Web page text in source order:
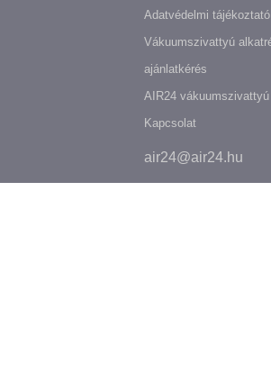
Adatvédelmi tájékoztató
Vákuumszivattyú
ajánlatkérés
AIR24
Kapcsolat
air24@air24.hu